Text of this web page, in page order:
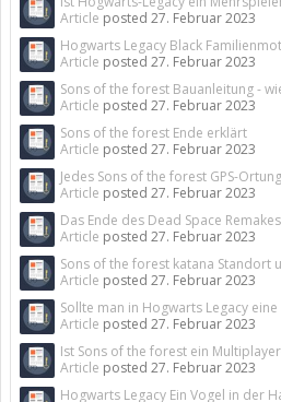
Article posted 27. Februar 2023
Hogwarts Legacy Black
Article posted 27. Februar 2023
Sons of the forest Bauanleitung -
Article posted 27. Februar 2023
Sons of the forest Ende erklärt
Article posted 27. Februar 2023
Jedes Sons of the forest GPS-
Article posted 27. Februar 2023
Das Ende des Dead Space
Article posted 27. Februar 2023
Sons of the forest katana Standort
Article posted 27. Februar 2023
Sollte man in Hogwarts Legacy
Article posted 27. Februar 2023
Ist Sons of the forest ein
Article posted 27. Februar 2023
Hogwarts Legacy Ein Vogel in der